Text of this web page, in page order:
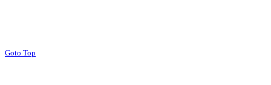
Goto Top